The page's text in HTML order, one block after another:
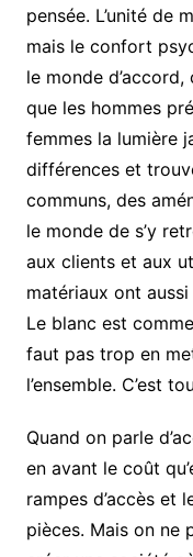
pensée. L’unité de
mais le confort
le monde
que les hommes
femmes la lumière
différences et
communs, des
le monde de s’y
aux clients et aux
matériaux ont
Le blanc est
faut pas trop en
l’ensemble. C’est
Quand on parle
en avant le coût
rampes d’accès et
pièces. Mais on ne